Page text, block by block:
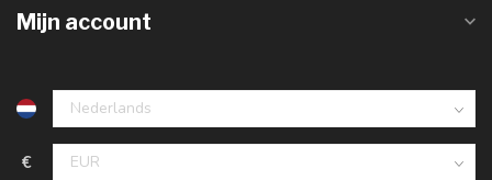
Mijn account
€